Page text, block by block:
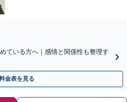
ている方へ｜感情と関係性も整理す
金表を見る